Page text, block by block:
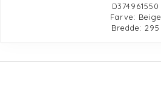
D374961550
Farve: Beige
Bredde: 295